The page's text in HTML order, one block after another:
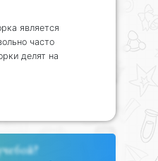
является
часто
делят на